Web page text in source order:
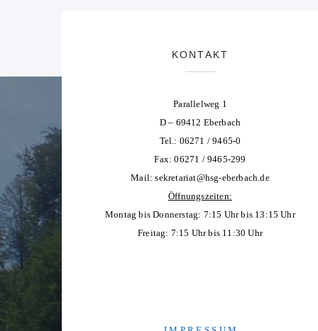
KONTAKT
Parallelweg 1
D – 69412 Eberbach
Tel.: 06271 / 9465-0
Fax: 06271 / 9465-299
Mail:sekretariat@hsg-eberbach.de
Öffnungszeiten:
Montag bis Donnerstag: 7:15 Uhr bis 13:15 Uhr
Freitag: 7:15 Uhr bis 11:30 Uhr